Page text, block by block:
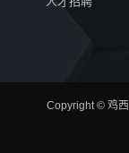
Copyright © 鸡